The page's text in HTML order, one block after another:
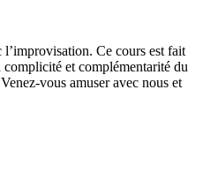
Ce cours est fait
et complémentarité du
vous amuser avec nous et